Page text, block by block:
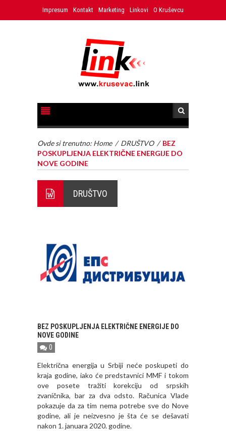
Impresum Kontakt Marketing Linkovi O Kruševcu
Ovde si trenutno: Home / DRUŠTVO / BEZ
POSKUPLJENJA ELEKTRIČNE ENERGIJE DO
NOVE GODINE
DRUŠTVO
BEZ POSKUPLJENJA ELEKTRIČNE ENERGIJE DO
NOVE GODINE
0
Električna energija u Srbiji neće poskupeti do
kraja godine, iako će predstavnici MMF i tokom
ove posete tražiti korekciju od srpskih
zvaničnika, bar za dva odsto. Računica Vlade
pokazuje da za tim nema potrebe sve do Nove
godine, ali je neizvesno je šta će se dešavati
nakon 1. januara 2020. godine.